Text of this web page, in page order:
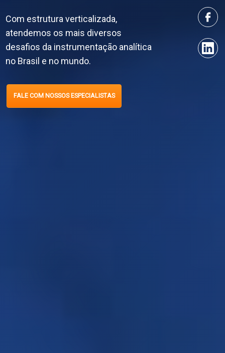
Com estrutura verticalizada,
atendemos os mais diversos
desafios da instrumentação analítica
no Brasil e no mundo.
FALE COM NOSSOS ESPECIALISTAS